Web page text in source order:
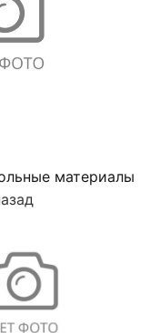
материалы